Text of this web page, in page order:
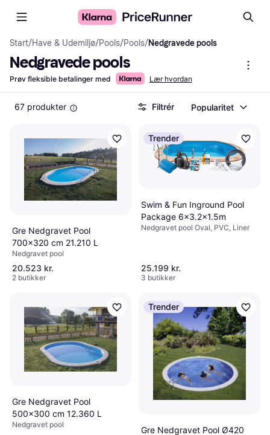
Start/Have & Udemiljø/Pools/Pools/Nedgravede pools
Nedgravede pools
Prøv fleksible betalinger med Lær hvordan
67 produkter Filtrér Popularitet
Gre Nedgravet Pool
700x320 cm 21.210 L
Nedgravet pool
20.523 kr.
2 butikker
Trender
Swim & Fun Inground Pool
Package 6x3.2x1.5m
Nedgravet pool Oval, PVC, Liner
25.199 kr.
3 butikker
Gre Nedgravet Pool
500x300 cm 12.360 L
Nedgravet pool
Trender
Gre Nedgravet Pool Ø420